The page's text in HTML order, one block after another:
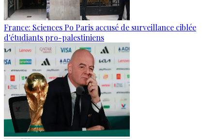
France: Sciences Po Paris accusé de surveillance ciblée
d'étudiants pro-palestiniens